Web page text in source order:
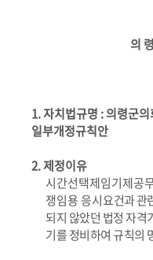
의
1.자치법규명 :의령군
일부개정규칙안
2.제정이유
시간선택제임기제공
쟁임용 응시요건과 관
되지 않았던 법정 자격
기를 정비하여 규칙의